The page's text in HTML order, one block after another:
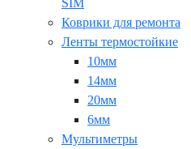
SIM
Коврики для ремонта
Ленты термостойкие
10мм
14мм
20мм
6мм
Мультиметры